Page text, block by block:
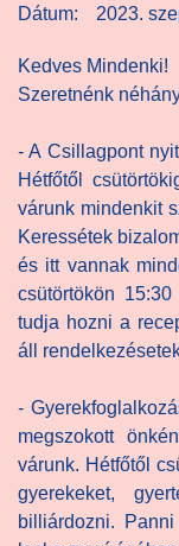
Dátum: 2023.
Kedves Mindenki!
Szeretnénk
- A Csillagpont
Hétfőtől
várunk mindenkit
Keressétek
és itt vannak
csütörtökön
tudja hozni a
áll
-
megszokott
várunk. Hétfőtől
gyerekeket,
billiárdozni.